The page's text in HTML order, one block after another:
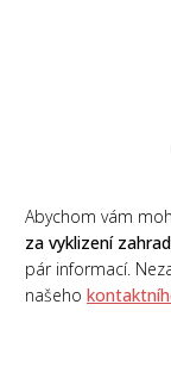
Abychom vám
za vyklizení
pár informací.
našeho